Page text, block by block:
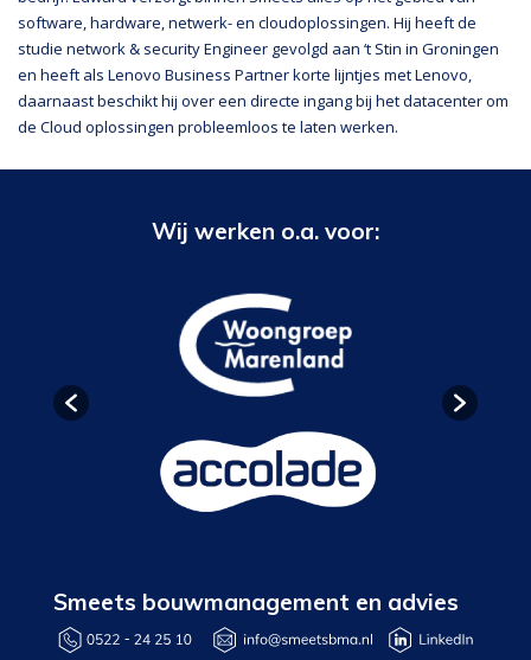
software, hardware, netwerk- en cloudoplossingen. Hij heeft de
studie network & security Engineer gevolgd aan ‘t Stin in Groningen
en heeft als Lenovo Business Partner korte lijntjes met Lenovo,
daarnaast beschikt hij over een directe ingang bij het datacenter om
de Cloud oplossingen probleemloos te laten werken.
Wij werken o.a. voor:
Smeets bouwmanagement en advies